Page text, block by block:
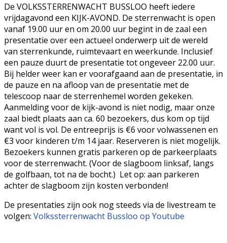
De VOLKSSTERRENWACHT BUSSLOO heeft iedere
vrijdagavond een KIJK-AVOND. De sterrenwacht is open
vanaf 19.00 uur en om 20.00 uur begint in de zaal een
presentatie over een actueel onderwerp uit de wereld
van sterrenkunde, ruimtevaart en weerkunde. Inclusief
een pauze duurt de presentatie tot ongeveer 22.00 uur.
Bij helder weer kan er voorafgaand aan de presentatie, in
de pauze en na afloop van de presentatie met de
telescoop naar de sterrenhemel worden gekeken.
Aanmelding voor de kijk-avond is niet nodig, maar onze
zaal biedt plaats aan ca. 60 bezoekers, dus kom op tijd
want vol is vol. De entreeprijs is €6 voor volwassenen en
€3 voor kinderen t/m 14 jaar. Reserveren is niet mogelijk.
Bezoekers kunnen gratis parkeren op de parkeerplaats
voor de sterrenwacht. (Voor de slagboom linksaf, langs
de golfbaan, tot na de bocht.) Let op: aan parkeren
achter de slagboom zijn kosten verbonden!
De presentaties zijn ook nog steeds via de livestream te
volgen: Volkssterrenwacht Bussloo op Youtube